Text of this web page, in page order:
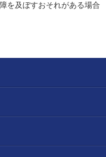
を及ぼすおそれがある場合